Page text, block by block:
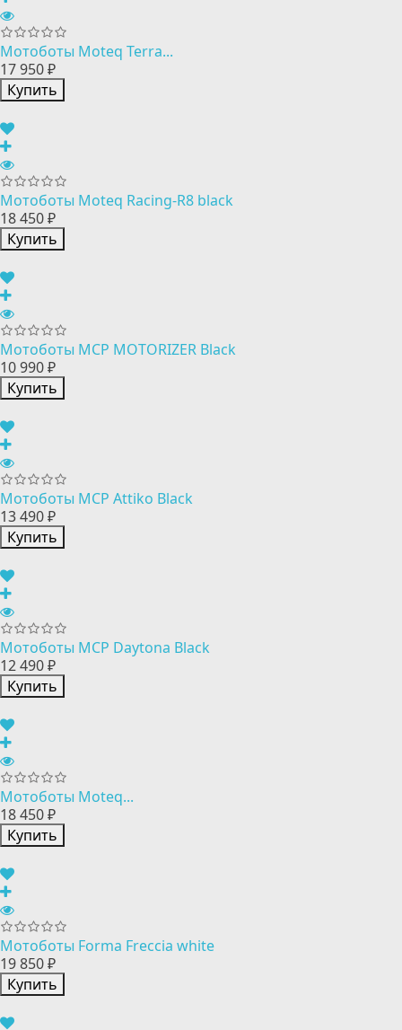
Мотоботы Moteq Terra...
17 950 ₽
Купить
Мотоботы Moteq Racing-R8 black
18 450 ₽
Купить
Мотоботы MCP MOTORIZER Black
10 990 ₽
Купить
Мотоботы MCP Attiko Black
13 490 ₽
Купить
Мотоботы MCP Daytona Black
12 490 ₽
Купить
Мотоботы Moteq...
18 450 ₽
Купить
Мотоботы Forma Freccia white
19 850 ₽
Купить